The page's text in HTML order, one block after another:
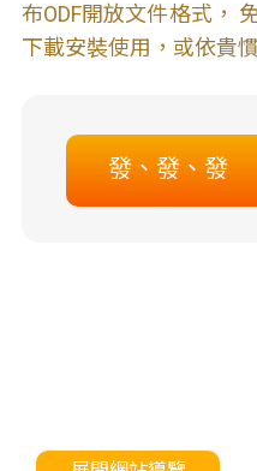
布ODF開放文件格式，
下載安裝使用，或依貴
發、發、發